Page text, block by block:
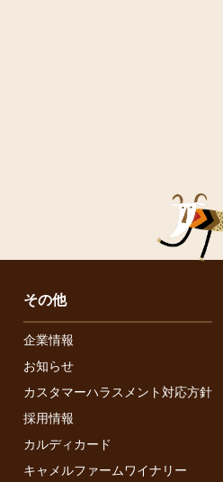
その他
企業情報
お知らせ
カスタマーハラスメント対応方針
採用情報
カルディカード
キャメルファームワイナリー